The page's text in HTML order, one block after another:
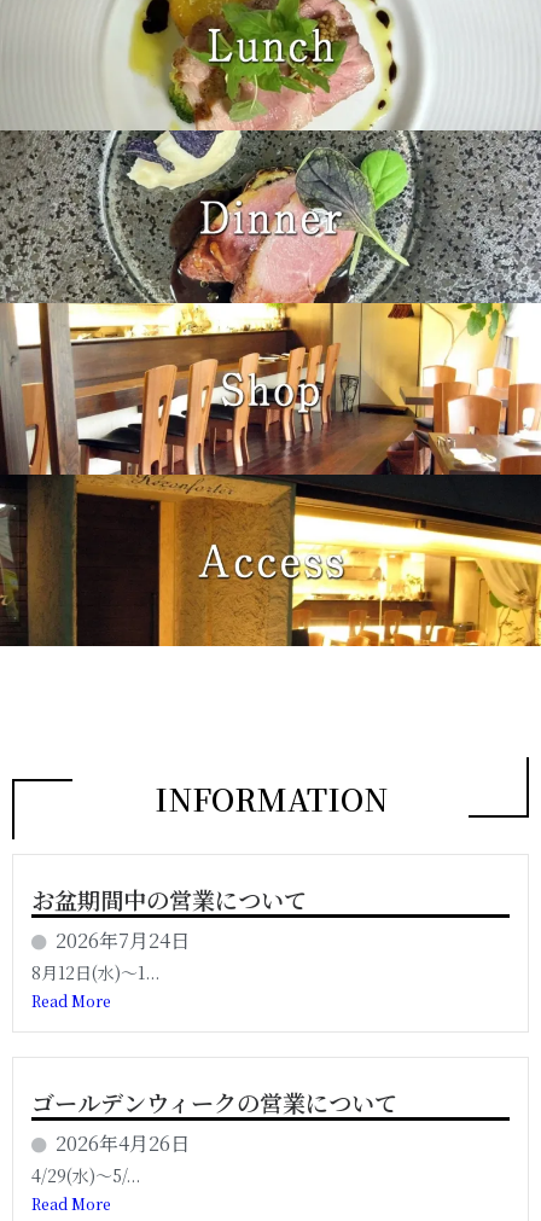
INFORMATION
お盆期間中の営業について
2026年7月24日
8月12日(水)〜1...
Read More
ゴールデンウィークの営業について
2026年4月26日
4/29(水)〜5/...
Read More